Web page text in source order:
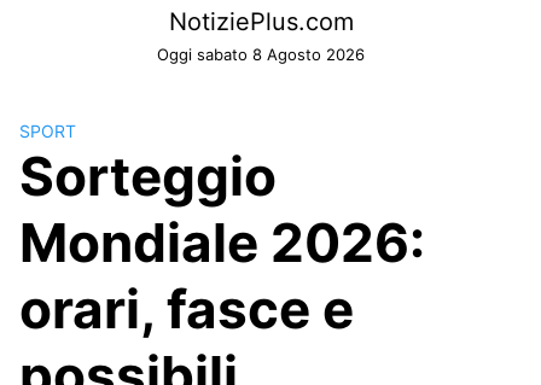
NotiziePlus.com
Oggi sabato 8 Agosto 2026
SPORT
Sorteggio
Mondiale 2026:
orari, fasce e